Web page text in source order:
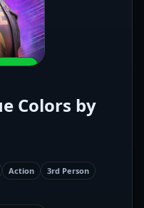
Colors by
Action
3rd Person